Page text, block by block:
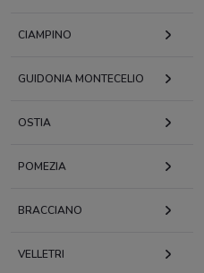
CIAMPINO
GUIDONIA MONTECELIO
OSTIA
POMEZIA
BRACCIANO
VELLETRI